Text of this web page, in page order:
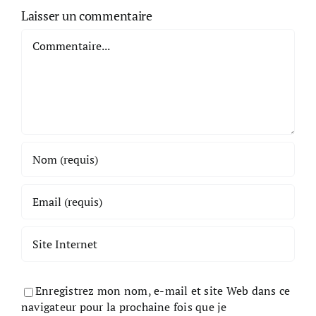
Laisser un commentaire
Enregistrez mon nom, e-mail et site Web dans ce
navigateur pour la prochaine fois que je